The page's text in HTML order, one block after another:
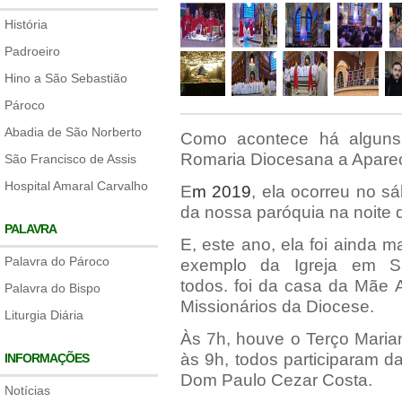
História
Padroeiro
Hino a São Sebastião
Pároco
Abadia de São Norberto
São Francisco de Assis
Hospital Amaral Carvalho
PALAVRA
Palavra do Pároco
Palavra do Bispo
Liturgia Diária
INFORMAÇÕES
Notícias
Como acontece há
Romaria Diocesana a
Em 2019, ela ocorreu no
da nossa paróquia na noite
E, este ano, ela foi ainda
exemplo da Igreja em
todos. foi da casa da Mãe
Missionários da Diocese.
Às 7h, houve o Terço
às 9h, todos participaram
Dom Paulo Cezar Costa.